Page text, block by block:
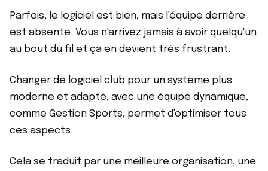
Parfois, le logiciel est bien, mais l'équipe derrière
est absente. Vous n'arrivez jamais à avoir quelqu'un
au bout du fil et ça en devient très frustrant.
Changer de logiciel club pour un système plus
moderne et adapté, avec une équipe dynamique,
comme Gestion Sports, permet d'optimiser tous
ces aspects.
Cela se traduit par une meilleure organisation, une